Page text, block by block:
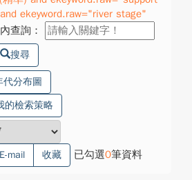
ekeyword.raw="river stage"
查詢：
搜尋
代分布圖
的檢索策略
E-mail 收藏 已勾選0筆資料